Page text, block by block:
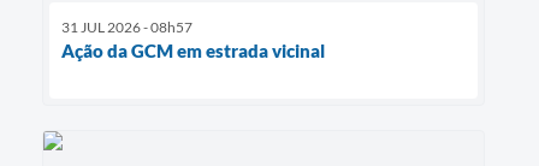
31 JUL 2026 - 08h57
Ação da GCM em estrada vicinal